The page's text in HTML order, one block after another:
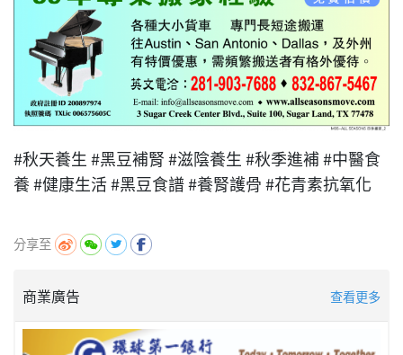
#秋天養生 #黑豆補腎 #滋陰養生 #秋季進補 #中醫食
養 #健康生活 #黑豆食譜 #養腎護骨 #花青素抗氧化
分享至
商業廣告 查看更多